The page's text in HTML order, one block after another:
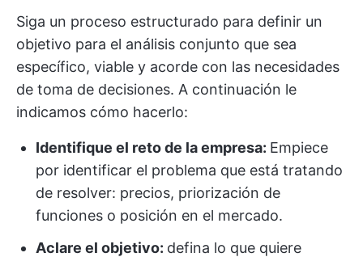
Siga un proceso estructurado para definir un
objetivo para el análisis conjunto que sea
específico, viable y acorde con las necesidades
de toma de decisiones. A continuación le
indicamos cómo hacerlo:
Identifique el reto de la empresa: Empiece
por identificar el problema que está tratando
de resolver: precios, priorización de
funciones o posición en el mercado.
Aclare el objetivo: defina lo que quiere